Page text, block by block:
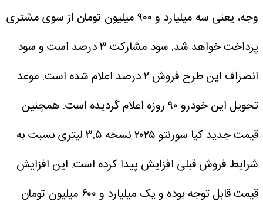
وجه، یعنی سه میلیارد و ۹۰۰ میلیون تومان از سوی مشتری
پرداخت خواهد شد. سود مشارکت ۳ درصد است و سود
انصراف این طرح فروش ۲ درصد اعلام شده است. موعد
اعلام گردیده است.
همچنین
قیمت جدید کیا سورنتو ۲۰۲۵ نسخه ۳.۵ لیتری نسبت به
قبلی افزایش پیدا کرده است. این افزایش
قیمت قابل توجه بوده و یک میلیارد و ۶۰۰ میلیون تومان